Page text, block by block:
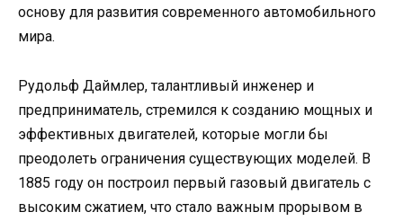
основу для развития современного автомобильного
мира.
Рудольф Даймлер, талантливый инженер и
предприниматель, стремился к созданию мощных и
эффективных двигателей, которые могли бы
преодолеть ограничения существующих моделей. В
1885 году он построил первый газовый двигатель с
высоким сжатием, что стало важным прорывом в